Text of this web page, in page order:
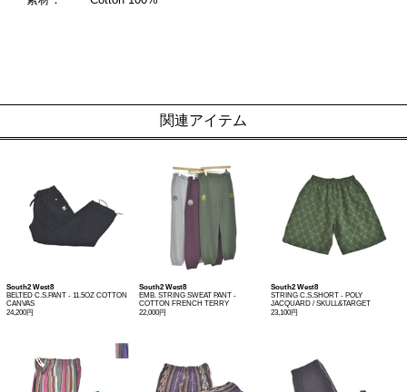
関連アイテム
South2 West8
BELTED C.S.PANT - 11.5OZ COTTON
CANVAS
24,200円
South2 West8
EMB. STRING SWEAT PANT -
COTTON FRENCH TERRY
22,000円
South2 West8
STRING C.S.SHORT - POLY
JACQUARD / SKULL&TARGET
23,100円